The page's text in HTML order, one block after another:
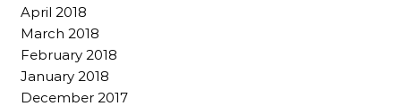
April 2018
March 2018
February 2018
January 2018
December 2017